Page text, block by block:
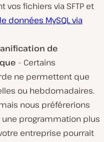
fichiers via SFTP et
données MySQL via
de
– Certains
ne permettent que
ou hebdomadaires.
nous préférerions
programmation plus
entreprise pourrait